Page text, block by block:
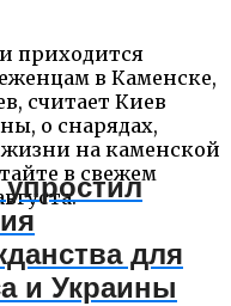
приходится
в Каменске,
считает Киев
о снарядах,
на каменской
в свежем
для
и Украины